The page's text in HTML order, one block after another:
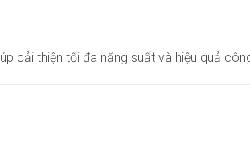
cải thiện tối đa năng suất và hiệu quả